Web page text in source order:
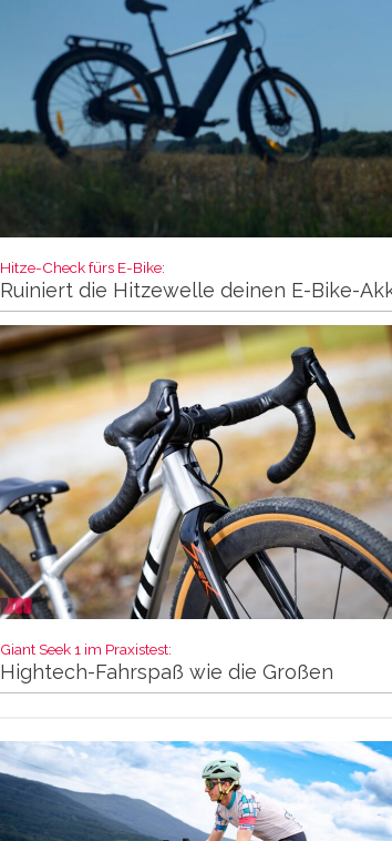
Hitze-Check fürs E-Bike:
Ruiniert die Hitzewelle deinen E-Bike-
Giant Seek 1 im Praxistest:
Hightech-Fahrspaß wie die Großen